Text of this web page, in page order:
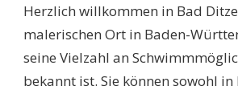
Herzlich willkommen in Bad
malerischen Ort in Baden-
seine Vielzahl an
bekannt ist. Sie können sowohl